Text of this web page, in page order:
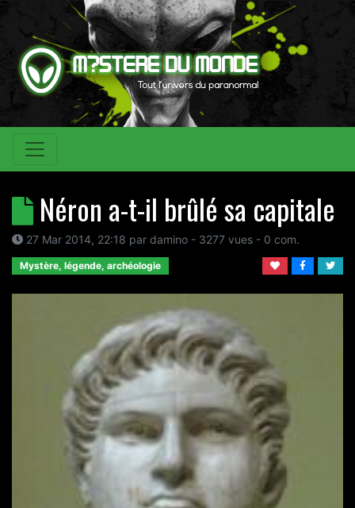
Néron a-t-il brûlé sa capitale
27 Mar 2014, 22:18 par damino - 3277 vues - 0 com.
Mystère, légende, archéologie